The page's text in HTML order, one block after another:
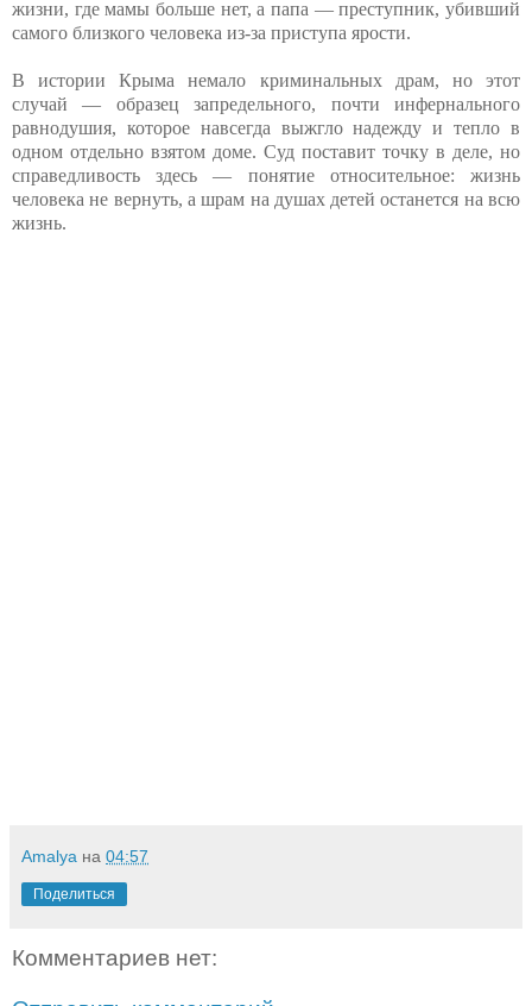
жизни, где мамы больше нет, а папа — преступник, убивший
самого близкого человека из-за приступа ярости.
В истории Крыма немало криминальных драм, но этот
случай — образец запредельного, почти инфернального
равнодушия, которое навсегда выжгло надежду и тепло в
одном отдельно взятом доме. Суд поставит точку в деле, но
справедливость здесь — понятие относительное: жизнь
человека не вернуть, а шрам на душах детей останется на всю
жизнь.
Amalya на 04:57
Поделиться
Комментариев нет: